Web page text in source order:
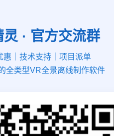
· 官方交流群
惠｜技术支持｜项目派单
全类型VR全景离线制作软件